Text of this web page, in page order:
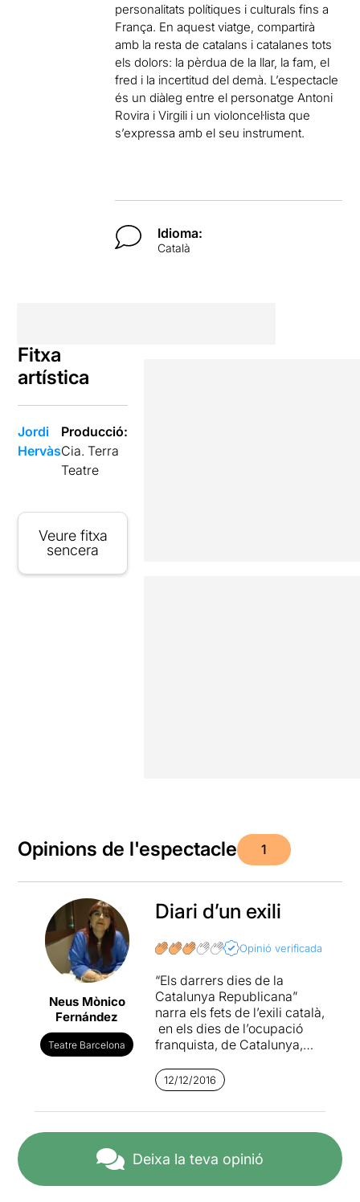
personalitats polítiques i culturals fins a
França. En aquest viatge, compartirà
amb la resta de catalans i catalanes tots
els dolors: la pèrdua de la llar, la fam, el
fred i la incertitud del demà. L’espectacle
és un diàleg entre el personatge Antoni
Rovira i Virgili i un violoncel·lista que
s’expressa amb el seu instrument.
Idioma:
Català
Fitxa
artística
Jordi
Hervàs
Producció:
Cia. Terra
Teatre
Veure fitxa
sencera
Opinions de l'espectacle 1
Neus Mònico
Fernández
Teatre Barcelona
Diari d’un exili
Opinió verificada
“Els darrers dies de la
Catalunya Republicana”
narra els fets de l’exili català,
en els dies de l’ocupació
franquista, de Catalunya,
periodista, lingüista i polític
català ( militant d’Esquerra
Republicana de Catalunya i
Rovira i Virgili.
Jordi Hervàses converteix
12/12/2016
Deixa la teva opinió